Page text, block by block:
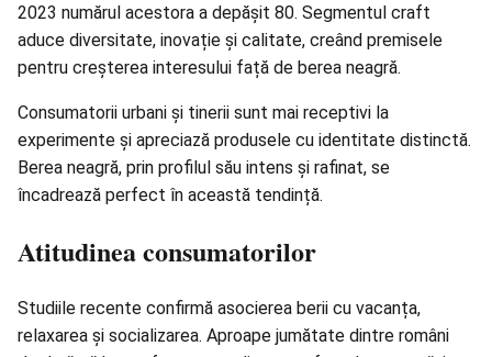
2023 numărul acestora a depășit 80. Segmentul craft
aduce diversitate, inovație și calitate, creând premisele
pentru creșterea interesului față de berea neagră.
Consumatorii urbani și tinerii sunt mai receptivi la
experimente și apreciază produsele cu identitate distinctă.
Berea neagră, prin profilul său intens și rafinat, se
încadrează perfect în această tendință.
Atitudinea consumatorilor
Studiile recente confirmă asocierea berii cu vacanța,
relaxarea și socializarea. Aproape jumătate dintre români